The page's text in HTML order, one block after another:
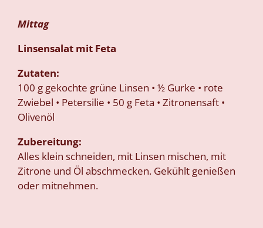
Mittag
Linsensalat mit Feta
Zutaten:
100 g gekochte grüne Linsen • ½ Gurke • rote
Zwiebel • Petersilie • 50 g Feta • Zitronensaft •
Olivenöl
Zubereitung:
Alles klein schneiden, mit Linsen mischen, mit
Zitrone und Öl abschmecken. Gekühlt genießen
oder mitnehmen.